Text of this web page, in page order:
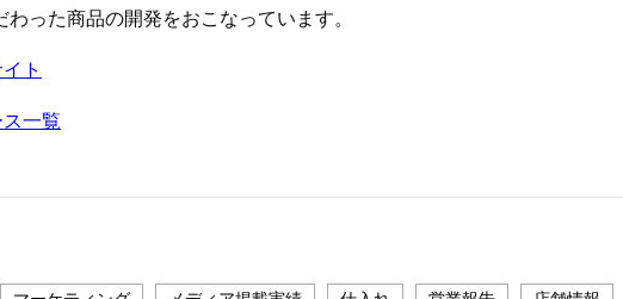
った商品の開発をおこなっています。
ト
一覧